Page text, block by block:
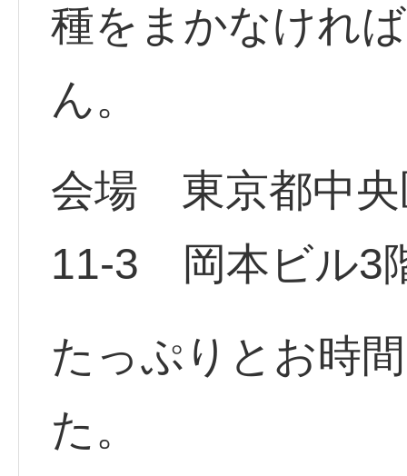
種をまかなけれ
ん。
会場 東京都中央
11-3 岡本ビル3
たっぷりとお時
た。